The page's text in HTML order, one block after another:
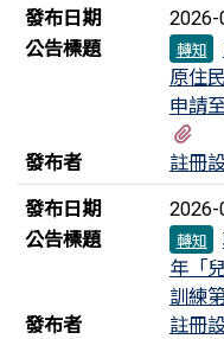
發布日期
2026-
公告標題 轉知
原住
申請
發布者
註冊
發布日期
2026-
公告標題 轉知
年「
訓練
發布者
註冊